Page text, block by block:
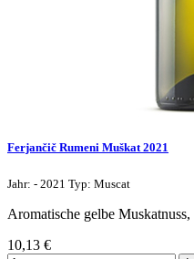
Ferjančič Rumeni Muškat 2021
Jahr: - 2021 Typ: Muscat
Aromatische gelbe
10,13 €